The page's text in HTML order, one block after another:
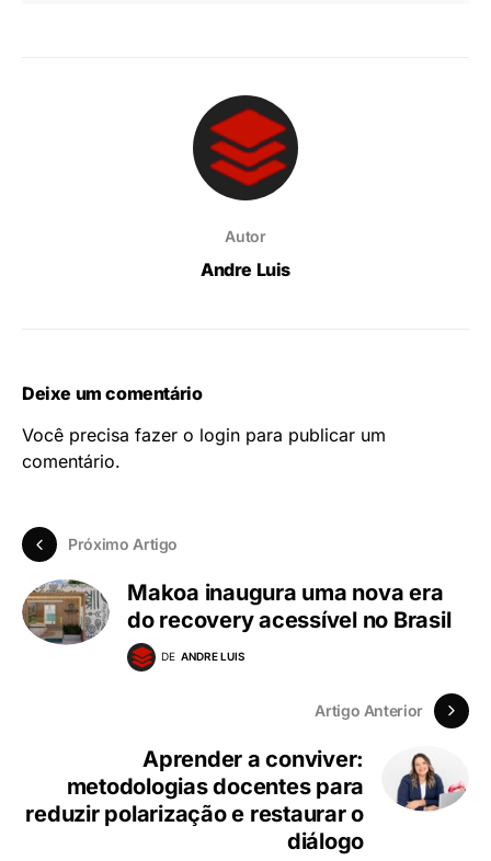
Autor
Andre Luis
Deixe um comentário
Você precisa fazer o login para publicar um
comentário.
Próximo Artigo
Makoa inaugura uma nova era
do recovery acessível no Brasil
DE ANDRE LUIS
Artigo Anterior
Aprender a conviver:
metodologias docentes para
reduzir polarização e restaurar o
diálogo